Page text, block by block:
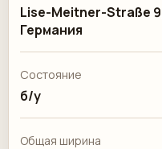
Lise-Meitner-Straße
Германия
Состояние
б/у
Общая ширина